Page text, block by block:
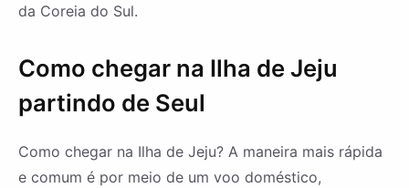
da Coreia do Sul.
Como chegar na Ilha de Jeju
partindo de Seul
Como chegar na Ilha de Jeju? A maneira mais rápida
e comum é por meio de um voo doméstico,